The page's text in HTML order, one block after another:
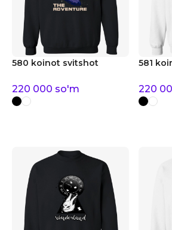
580 koinot svitshot
220 000 so'm
581
220